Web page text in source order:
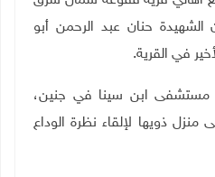
حنان عبد الرحمن أبو
مستشفى ابن سينا في جنين،
ذويها لإلقاء نظرة الوداع